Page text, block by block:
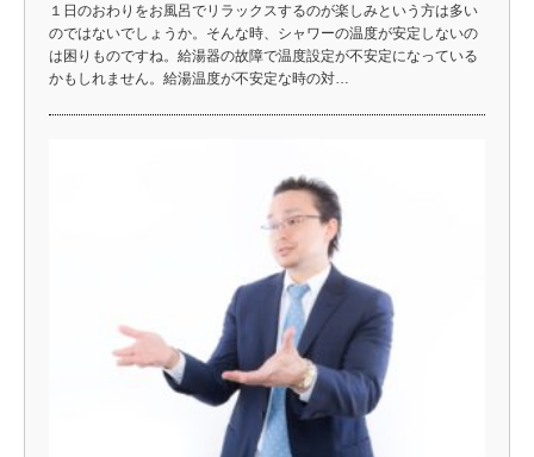
１日のおわりをお風呂でリラックスするのが楽しみという方は多い
のではないでしょうか。そんな時、シャワーの温度が安定しないの
は困りものですね。給湯器の故障で温度設定が不安定になっている
かもしれません。給湯温度が不安定な時の対…